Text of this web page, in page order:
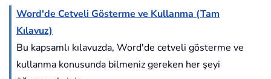
Word'de Cetveli Gösterme ve Kullanma (Tam
Kılavuz)
Bu kapsamlı kılavuzda, Word'de cetveli gösterme ve
kullanma konusunda bilmeniz gereken her şeyi